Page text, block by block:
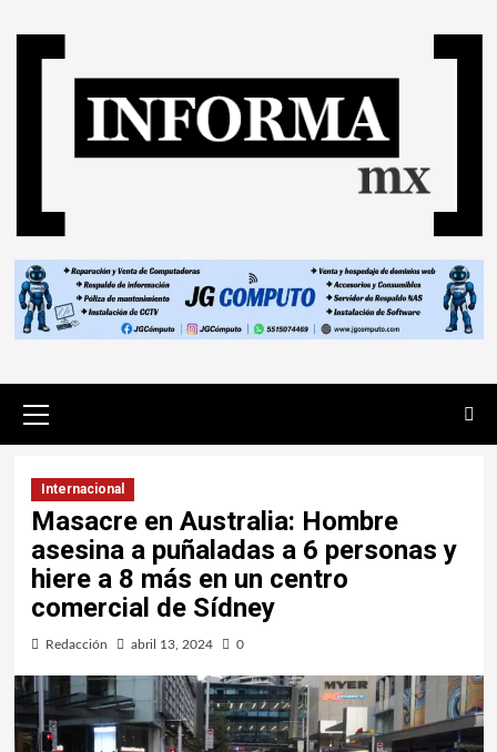
Internacional
Masacre en Australia: Hombre
asesina a puñaladas a 6 personas y
hiere a 8 más en un centro
comercial de Sídney
Redacción abril 13, 2024 0